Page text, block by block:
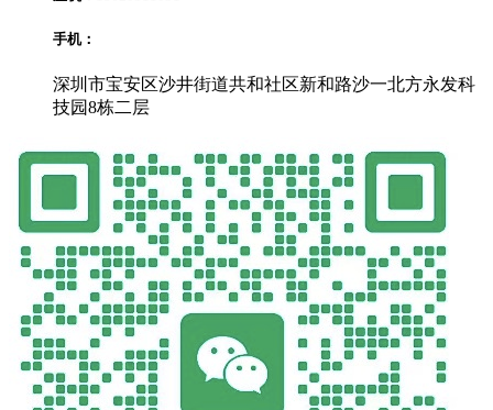
手机：
深圳市宝安区沙井街道共和社区新和路沙一北方永发科
技园8栋二层